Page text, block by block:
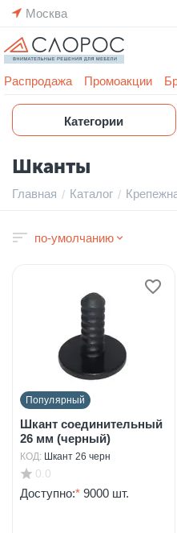
Москва
Распродажа Промоакции
Категории
Шканты
Главная / Каталог /
по-умолчанию
Популярный
Шкант соединительный
26 мм (черный)
КОД: Шкант 26 черн
0.0
Доступно:* 9000 шт.